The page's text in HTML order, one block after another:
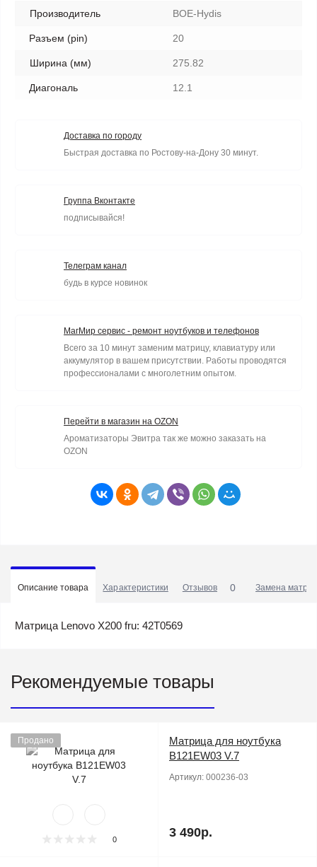
Производитель BOE-Hydis
Разъем (pin) 20
Ширина (мм) 275.82
Диагональ 12.1
Доставка по городу
Быстрая доставка по Ростову-на-Дону 30 минут.
Группа Вконтакте
подписывайся!
Телеграм канал
будь в курсе новинок
МагМир сервис - ремонт ноутбуков и телефонов
Всего за 10 минут заменим матрицу, клавиатуру или
аккумулятор в вашем присутствии. Работы проводятся
профессионалами с многолетним опытом.
Перейти в магазин на OZON
Ароматизаторы Эвитра так же можно заказать на
OZON
Описание товара Характеристики Отзывов 0 Замена
Матрица Lenovo X200 fru: 42T0569
Рекомендуемые товары
Продано
0
Матрица для ноутбука
B121EW03 V.7
Артикул: 000236-03
3 490р.